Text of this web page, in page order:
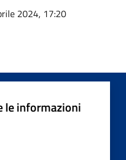
2024, 17:20
le informazioni